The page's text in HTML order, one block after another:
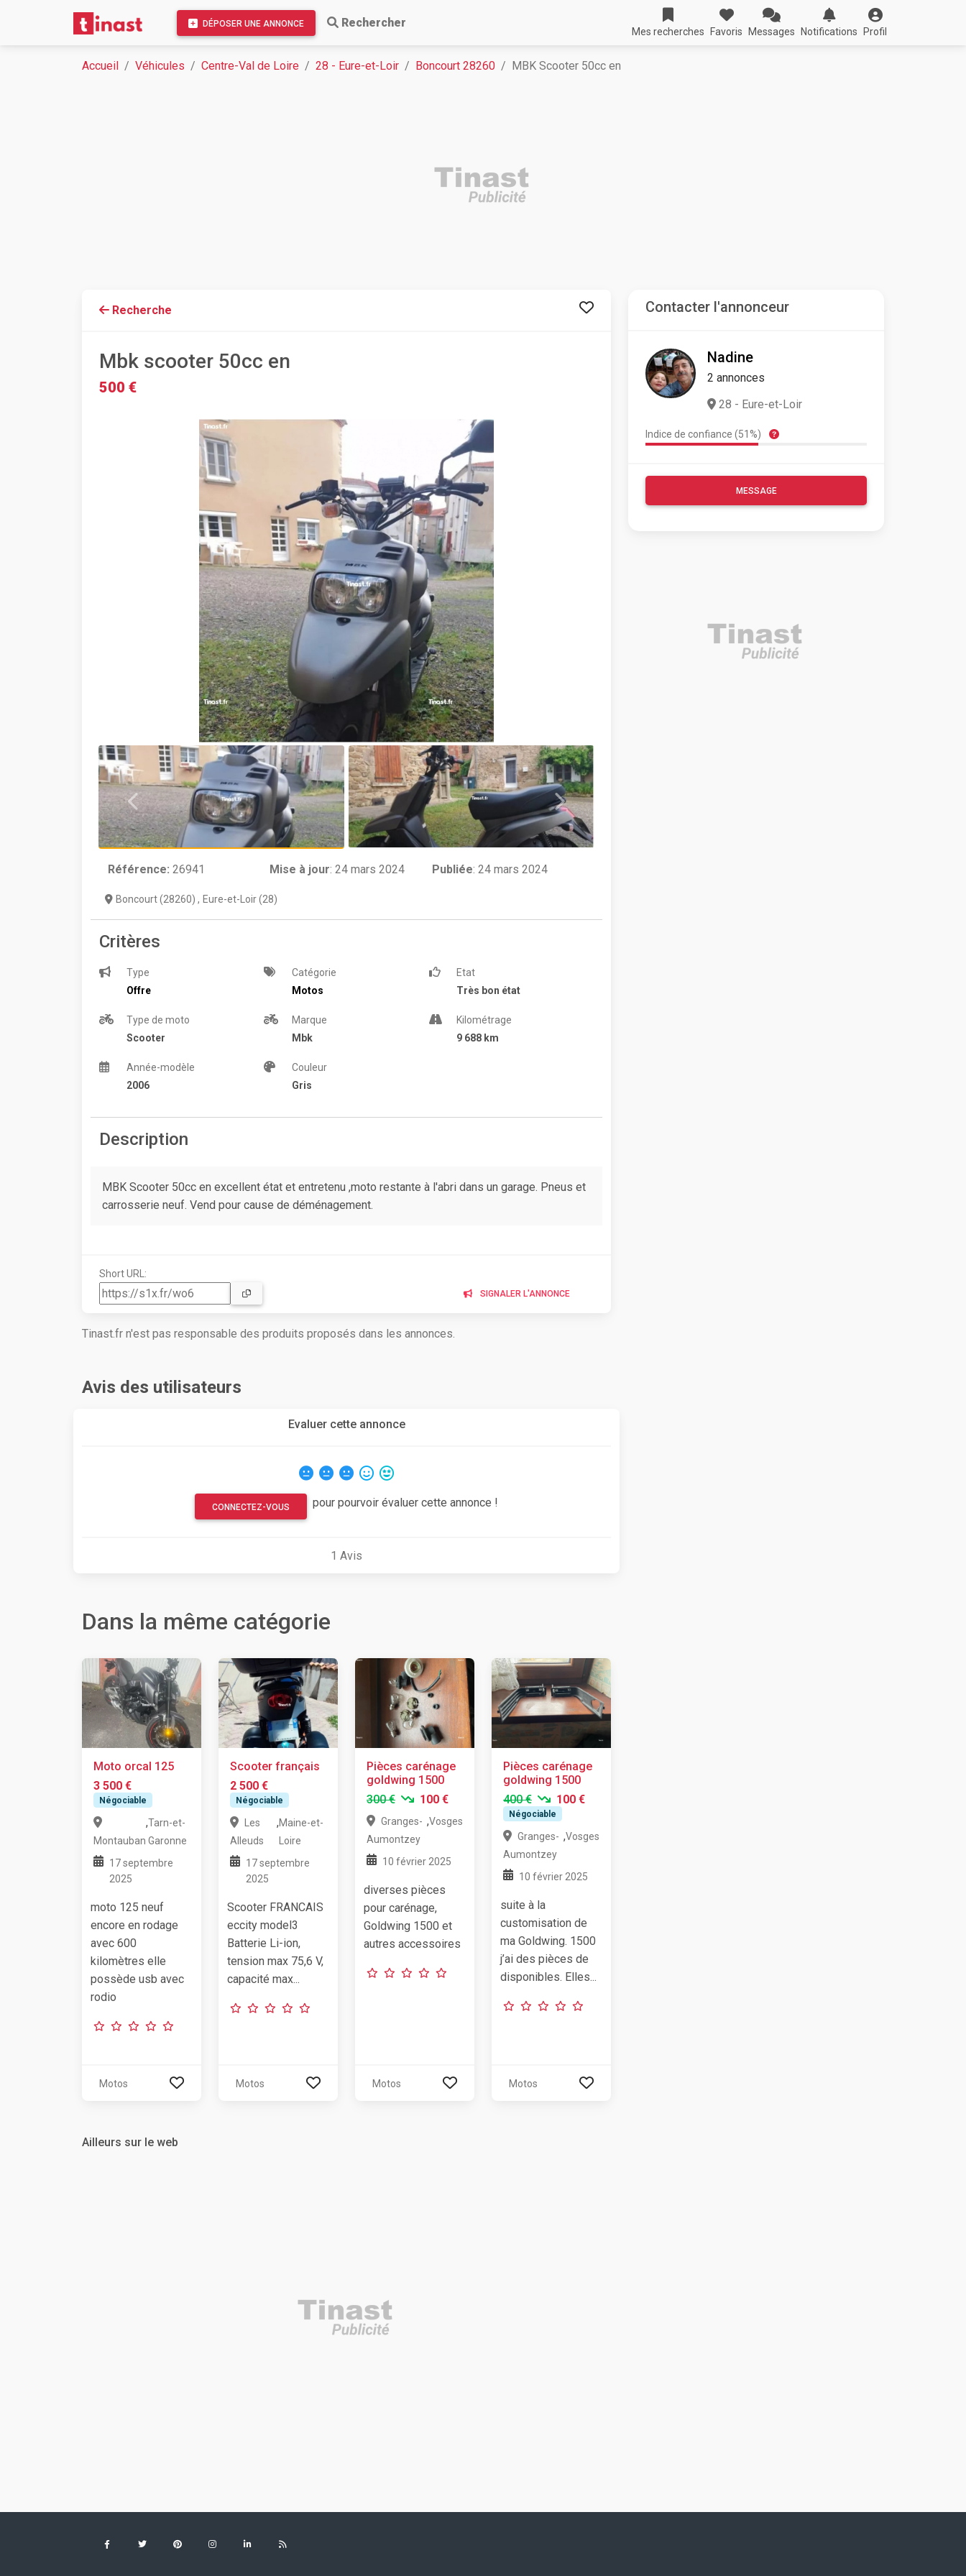
DÉPOSER UNE ANNONCE Rechercher
Mes recherches Favoris Messages Notifications Profil
Accueil Véhicules Centre-Val de Loire 28 - Eure-et-Loir Boncourt 28260 MBK Scooter 50cc en
Recherche
Mbk scooter 50cc en
500 €
Référence: 26941 Mise à jour:24 mars 2024 Publiée: 24 mars 2024
Boncourt (28260) , Eure-et-Loir (28)
Critères
Type
Offre
Catégorie
Motos
Etat
Très bon état
Type de moto
Scooter
Marque
Mbk
Kilométrage
9 688 km
Année-modèle
2006
Couleur
Gris
Description
MBK Scooter 50cc en excellent état et entretenu ,moto restante à l'abri dans un garage. Pneus et
carrosserie neuf. Vend pour cause de déménagement.
Short URL:
SIGNALER L'ANNONCE
Tinast.fr n'est pas responsable des produits proposés dans les annonces.
Avis des utilisateurs
Evaluer cette annonce
CONNECTEZ-VOUS pour pourvoir évaluer cette annonce !
1 Avis
Dans la même catégorie
Moto orcal 125
3 500 €
Négociable
Montauban
,Tarn-et-
Garonne
17 septembre
2025
moto 125 neuf
encore en rodage
avec 600
kilomètres elle
possède usb avec
rodio
Motos
Scooter français
2 500 €
Négociable
Les
Alleuds
,Maine-et-
Loire
17 septembre
2025
Scooter FRANCAIS
eccity model3
Batterie Li-ion,
tension max 75,6 V,
capacité max...
Motos
Pièces carénage
goldwing 1500
300 €
100 €
Granges-
Aumontzey
,Vosges
10 février 2025
diverses pièces
pour carénage,
Goldwing 1500 et
autres accessoires
Motos
Pièces carénage
goldwing 1500
400 €
100 €
Négociable
Granges-
Aumontzey
,Vosges
10 février 2025
suite à la
customisation de
ma Goldwing. 1500
j’ai des pièces de
disponibles. Elles...
Motos
Ailleurs sur le web
Contacter l'annonceur
Nadine
2 annonces
28 - Eure-et-Loir
Indice de confiance (51%)
MESSAGE